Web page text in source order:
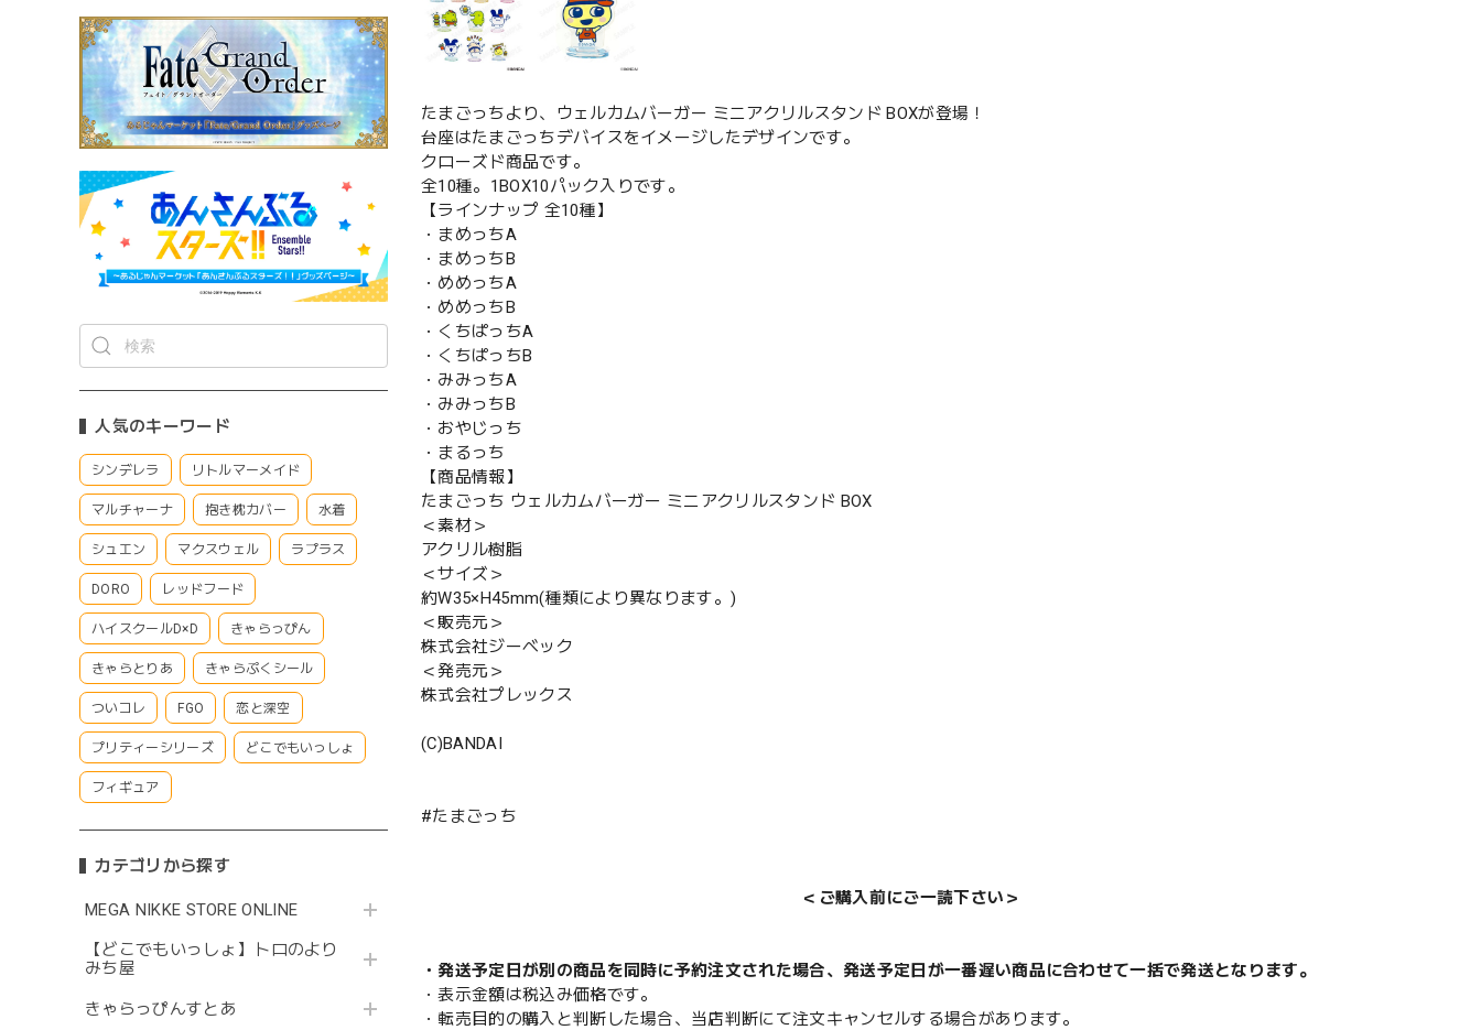
人気のキーワード
シンデレラ リトルマーメイド
マルチャーナ 抱き枕カバー 水着
シュエン マクスウェル ラプラス
DORO レッドフード
ハイスクールD×D きゃらっぴん
きゃらとりあ きゃらぷくシール
ついコレ FGO 恋と深空
プリティーシリーズ どこでもいっしょ
フィギュア
カテゴリから探す
MEGA NIKKE STORE ONLINE
【どこでもいっしょ】トロのより
みち屋
きゃらっぴんすとあ
たまごっちより、ウェルカムバーガー ミニアクリルスタンド BOXが登場！
台座はたまごっちデバイスをイメージしたデザインです。
クローズド商品です。
全10種。1BOX10パック入りです。
【ラインナップ 全10種】
・まめっちA
・まめっちB
・めめっちA
・めめっちB
・くちぱっちA
・くちぱっちB
・みみっちA
・みみっちB
・おやじっち
・まるっち
【商品情報】
たまごっち ウェルカムバーガー ミニアクリルスタンド BOX
＜素材＞
アクリル樹脂
＜サイズ＞
約W35×H45mm(種類により異なります。)
＜販売元＞
株式会社ジーベック
＜発売元＞
株式会社プレックス
(C)BANDAI
#たまごっち
＜ご購入前にご一読下さい＞
・発送予定日が別の商品を同時に予約注文された場合、発送予定日が一番遅い商品に合わせて一括で発送となります。
・表示金額は税込み価格です。
・転売目的の購入と判断した場合、当店判断にて注文キャンセルする場合があります。